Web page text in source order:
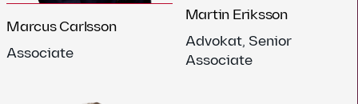
Marcus Carlsson
Associate
Martin Eriksson
Advokat, Senior
Associate